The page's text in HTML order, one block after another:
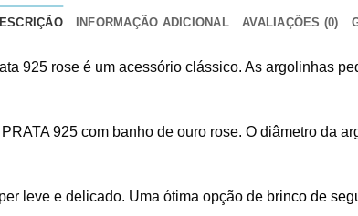
INFORMAÇÃO ADICIONAL AVALIAÇÕES (0)
925 rose é um acessório clássico. As argolinhas
925 com banho de ouro rose. O diâmetro da
leve e delicado. Uma ótima opção de brinco de